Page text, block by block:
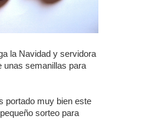
la Navidad y servidora
unas semanillas para
portado muy bien este
sorteo para